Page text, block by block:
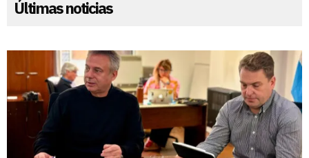
Últimas noticias